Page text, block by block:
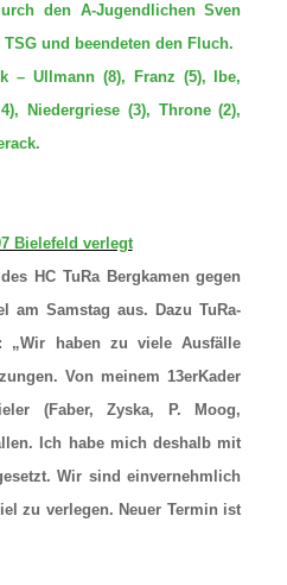
den A-Jugendlichen Sven
und beendeten den Fluch.
– Ullmann (8), Franz (5), Ibe,
Niedergriese (3), Throne (2),
Bielefeld verlegt
HC TuRa Bergkamen gegen
am Samstag aus. Dazu TuRa-
„Wir haben zu viele Ausfälle
Von meinem 13erKader
(Faber, Zyska, P. Moog,
Ich habe mich deshalb mit
Wir sind einvernehmlich
zu verlegen. Neuer Termin ist